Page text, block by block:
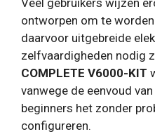
Veel gebruikers wijzen
ontworpen om te
daarvoor uitgebreide
zelfvaardigheden nodig
COMPLETE V6000-KIT
vanwege de eenvoud
beginners het zonder
configureren.